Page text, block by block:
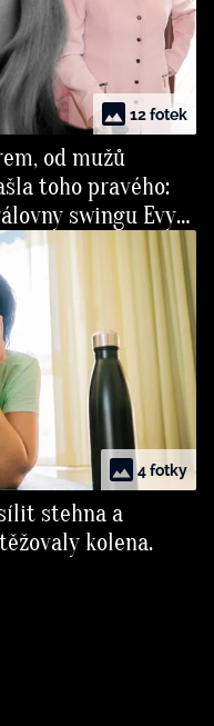
12 fotek
od mužů
toho pravého:
swingu Evy
4 fotky
stehna a
kolena.